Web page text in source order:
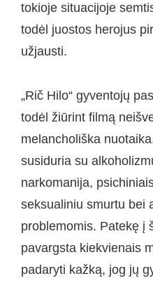
tokioje situacijoje
todėl juostos herojus
užjausti.
„Rič Hilo“ gyventojų
todėl žiūrint filmą
melancholiška
susiduria su
narkomanija,
seksualiniu smurtu bei
problemomis. Patekę į
pavargsta kiekvienais
padaryti kažką, jog jų